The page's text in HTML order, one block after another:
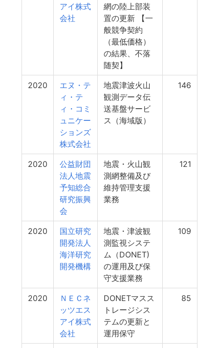
アイ株式
会社
網の陸上部装
置の更新 【一
般競争契約
（最低価格）
の結果、不落
随契】
2020
エヌ・テ
ィ・テ
ィ・コミ
ュニケー
ションズ
株式会社
地震津波火山
観測データ伝
送基盤サービ
ス（海域版）
146
2020
公益財団
法人地震
予知総合
研究振興
会
地震・火山観
測網整備及び
維持管理支援
業務
121
2020
国立研究
開発法人
海洋研究
開発機構
地震・津波観
測監視システ
ム（DONET)
の運用及び保
守支援業務
109
2020
ＮＥＣネ
ッツエス
アイ株式
会社
DONETマスス
トレージシス
テムの更新と
運用保守
85